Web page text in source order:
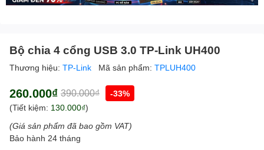
Bộ chia 4 cổng USB 3.0 TP-Link UH400
Thương hiệu: TP-Link Mã sản phẩm: TPLUH400
260.000₫ 390.000₫
-33%
(Tiết kiệm: 130.000₫)
(Giá sản phẩm đã bao gồm VAT)
Bảo hành 24 tháng